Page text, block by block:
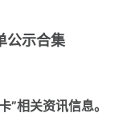
公示合集
”相关资讯信息。